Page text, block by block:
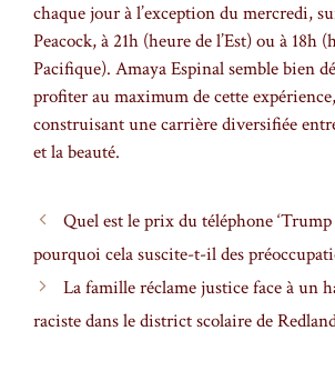
chaque jour à l’exception du mercredi,
Peacock, à 21h (heure de l’Est) ou à 18h
Pacifique). Amaya Espinal semble bien
profiter au maximum de cette
construisant une carrière diversifiée
et la beauté.
Quel est le prix du téléphone
pourquoi cela suscite-t-il des
La famille réclame justice face à un
raciste dans le district scolaire de